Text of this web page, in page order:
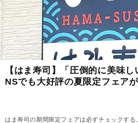
【はま寿司】「圧倒的に美味
NSでも大好評の夏限定フェア
はま寿司の期間限定フェアは必ずチェックす